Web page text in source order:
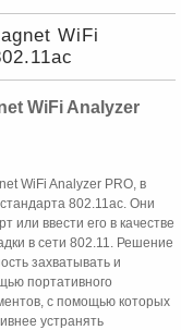
WiFi
WiFi Analyzer
WiFi Analyzer PRO, в
802.11ac. Они
или ввести его в качестве
в сети 802.11. Решение
захватывать и
портативного
с помощью которых
устранять